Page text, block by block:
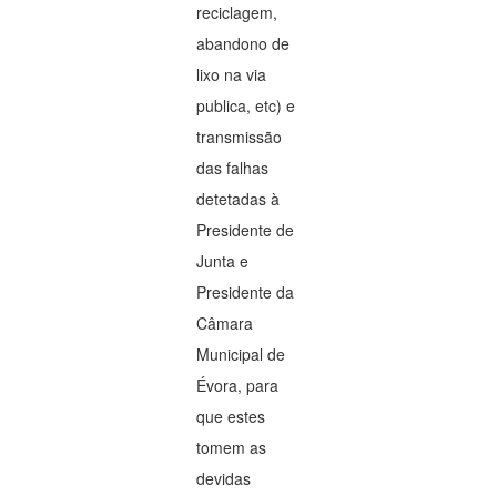
reciclagem,
abandono de
lixo na via
publica, etc) e
transmissão
das falhas
detetadas à
Presidente de
Junta e
Presidente da
Câmara
Municipal de
Évora, para
que estes
tomem as
devidas